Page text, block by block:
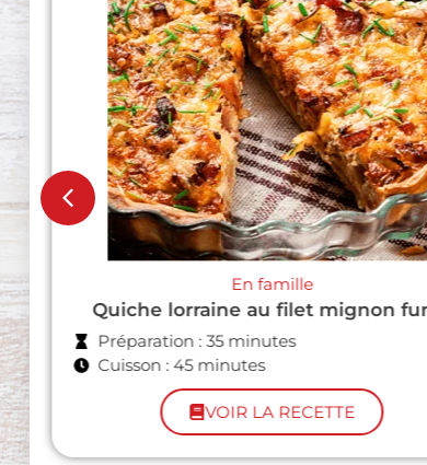
Apéroooo !
Bouchées d'andouillette panée
Préparation : 30 minutes
Cuisson : 10 minutes
VOIR LA RECETTE